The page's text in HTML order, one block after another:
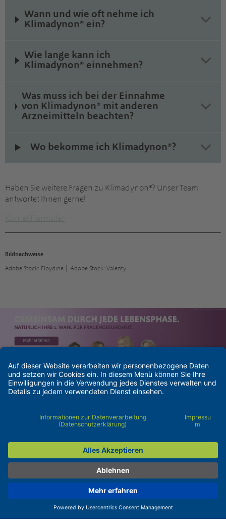
Wann und wie oft nehme ich
Klimadynon® ein?
Wie lange kann ich
Klimadynon® einnehmen?
Was muss ich bei der Einnahme
von Klimadynon® mit anderen
Arzneimitteln beachten?
Wo bekomme ich Klimadynon®?
Haben Sie weitere Fragen zu Klimadynon®? Unser Team
antwortet Ihnen gerne!
Bildnachweise
Adobe Stock: Floydine │ Adobe Stock: Valenty
Barrierefreiheit
Pflichtangaben
Cookie-Einstellungen